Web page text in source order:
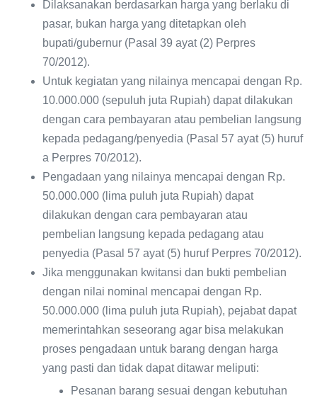
Dilaksanakan berdasarkan harga yang berlaku di
pasar, bukan harga yang ditetapkan oleh
bupati/gubernur (Pasal 39 ayat (2) Perpres
70/2012).
Untuk kegiatan yang nilainya mencapai dengan Rp.
10.000.000 (sepuluh juta Rupiah) dapat dilakukan
dengan cara pembayaran atau pembelian langsung
kepada pedagang/penyedia (Pasal 57 ayat (5) huruf
a Perpres 70/2012).
Pengadaan yang nilainya mencapai dengan Rp.
50.000.000 (lima puluh juta Rupiah) dapat
dilakukan dengan cara pembayaran atau
pembelian langsung kepada pedagang atau
penyedia (Pasal 57 ayat (5) huruf Perpres 70/2012).
Jika menggunakan kwitansi dan bukti pembelian
dengan nilai nominal mencapai dengan Rp.
50.000.000 (lima puluh juta Rupiah), pejabat dapat
memerintahkan seseorang agar bisa melakukan
proses pengadaan untuk barang dengan harga
yang pasti dan tidak dapat ditawar meliputi:
Pesanan barang sesuai dengan kebutuhan